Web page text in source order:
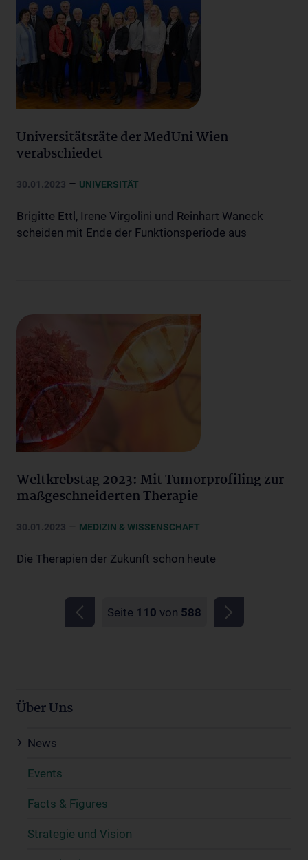
Universitätsräte der MedUni Wien
verabschiedet
30.01.2023 – UNIVERSITÄT
Brigitte Ettl, Irene Virgolini und Reinhart Waneck
scheiden mit Ende der Funktionsperiode aus
Weltkrebstag 2023: Mit Tumorprofiling zur
maßgeschneiderten Therapie
30.01.2023 – MEDIZIN & WISSENSCHAFT
Die Therapien der Zukunft schon heute
Seite 110 von 588
Über Uns
News
Events
Facts & Figures
Strategie und Vision